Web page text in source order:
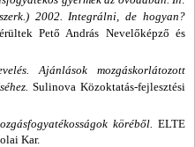
2002. Integrálni, de hogyan?
Pető András Nevelőképző és
Ajánlások mozgáskorlátozott
Sulinova Közoktatás-fejlesztési
köréből. ELTE
Kar.